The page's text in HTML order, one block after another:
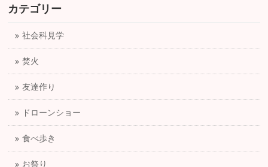
カテゴリー
社会科見学
焚火
友達作り
ドローンショー
食べ歩き
お祭り